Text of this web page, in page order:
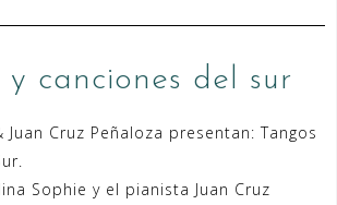
y canciones del sur
Cruz Peñaloza presentan: Tangos
Sophie y el pianista Juan Cruz